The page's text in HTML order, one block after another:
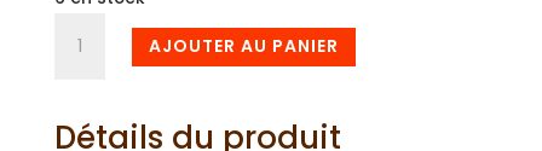
quantité
AJOUTER AU PANIER
Détails du produit